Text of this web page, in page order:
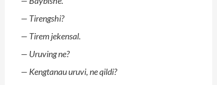
— Tirengshi?
— Tirem jekensal.
— Uruving ne?
— Kengtanau uruvi, ne qildi?